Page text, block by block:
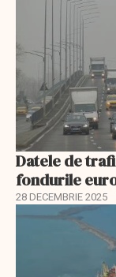
Datele de
fondurile
28 DECEMBRIE 2025